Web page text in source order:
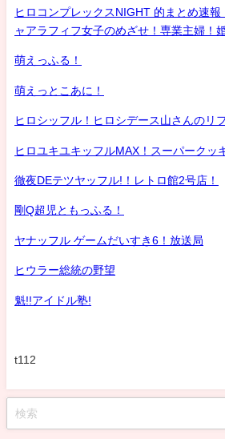
ヒロコンプレックスNIGHT 的まとめ速
ャアラフィフ女子のめざせ！専業主婦！
萌えっふる！
萌えっとこあに！
ヒロシッフル！ヒロシデース山さんのリ
ヒロユキユキッフルMAX！スーパークッ
徹夜DEテツヤッフル!！レトロ館2号店！
剛Q超児ともっふる！
ヤナッフル ゲームだいすき6！放送局
ヒウラー総統の野望
魁!!アイドル塾!
t112